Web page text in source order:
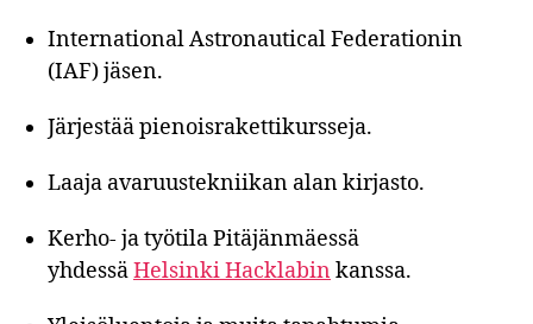
International Astronautical Federationin
(IAF) jäsen.
Järjestää pienoisrakettikursseja.
Laaja avaruustekniikan alan kirjasto.
Kerho- ja työtila Pitäjänmäessä
yhdessäHelsinki Hacklabin kanssa.